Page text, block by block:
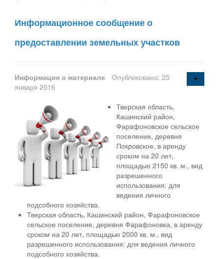
Информационное сообщение о
предоставлении земельных участков
Информация о материале
Опубликовано: 25
января 2016
Тверская область,
Кашинский район,
Фарафоновское сельское
поселение, деревня
Покровское, в аренду
сроком на 20 лет,
площадью 2150 кв. м., вид
разрешенного
использования: для
ведения личного
подсобного хозяйства.
Тверская область, Кашинский район, Фарафоновское
сельское поселение, деревня Фарафоновка, в аренду
сроком на 20 лет, площадью 2000 кв. м., вид
разрешенного использования: для ведения личного
подсобного хозяйства.